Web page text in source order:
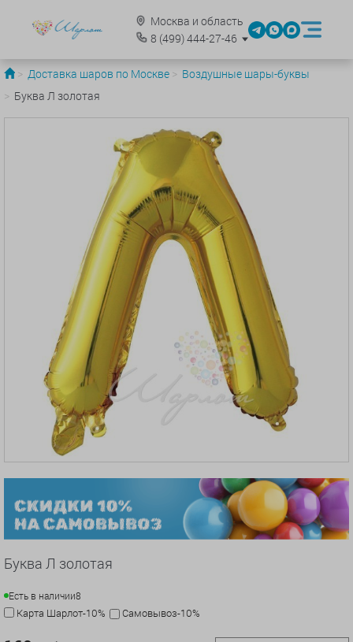
Москва и область
8 (499)444-27-46
Доставка шаров по Москве
Воздушные шары-буквы
Буква Л золотая
Буква Л золотая
Есть в наличии8
Карта Шарлот-10% Самовывоз-10%